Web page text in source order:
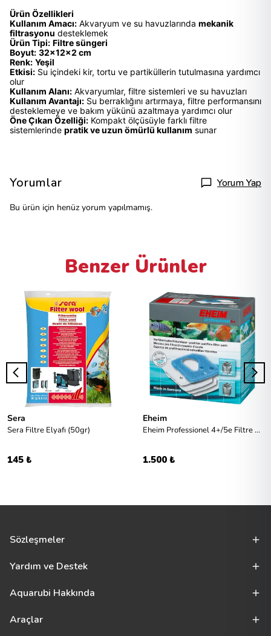
Ürün Özellikleri
Kullanım Amacı: Akvaryum ve su havuzlarında mekanik
filtrasyonu desteklemek
Ürün Tipi: Filtre süngeri
Boyut: 32x12x2 cm
Renk: Yeşil
Etkisi: Su içindeki kir, tortu ve partiküllerin tutulmasına yardımcı
olur
Kullanım Alanı: Akvaryumlar, filtre sistemleri ve su havuzları
Kullanım Avantajı: Su berraklığını artırmaya, filtre performansını
desteklemeye ve bakım yükünü azaltmaya yardımcı olur
Öne Çıkan Özelliği: Kompakt ölçüsüyle farklı filtre
sistemlerinde pratik ve uzun ömürlü kullanım sunar
Yorumlar Yorum Yap
Bu ürün için henüz yorum yapılmamış.
Benzer Ürünler
Sera
Sera Filtre Elyafı (50gr)
145 ₺
Eheim
Eheim Professionel 4+/5e Filtre Süngeri
1.500 ₺
Sözleşmeler
Yardım ve Destek
Aquarubi Hakkında
Araçlar